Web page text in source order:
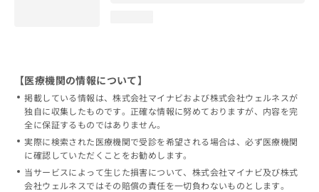
【医療機関の情報について】
掲載している情報は、株式会社マイナビおよび株式会社ウェルネスが
独自に収集したものです。正確な情報に努めておりますが、内容を完
全に保証するものではありません。
実際に検索された医療機関で受診を希望される場合は、必ず医療機関
に確認していただくことをお勧めします。
当サービスによって生じた損害について、株式会社マイナビ及び株式
会社ウェルネスではその賠償の責任を一切負わないものとします。